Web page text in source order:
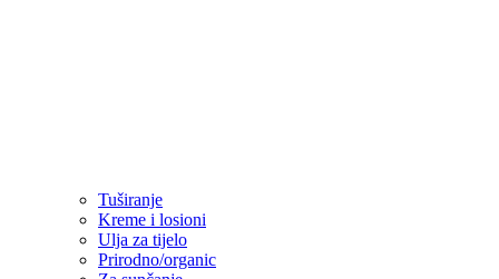
Tuširanje
Kreme i losioni
Ulja za tijelo
Prirodno/organic